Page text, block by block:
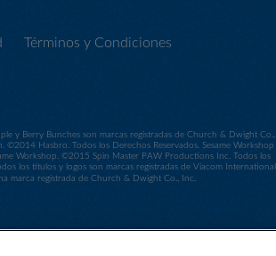
Términos y Condiciones
y Berry Bunches son marcas registradas de Church & Dwight Co.,
Hasbro. Todos los Derechos Reservados. Sesame Workshop
Workshop. ©2015 Spin Master PAW Productions Inc. Todos los
los títulos y logos son marcas registradas de Viacom International
marca registrada de Church & Dwight Co., Inc.